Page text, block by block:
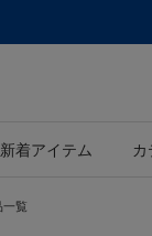
新着アイテム カ
一覧